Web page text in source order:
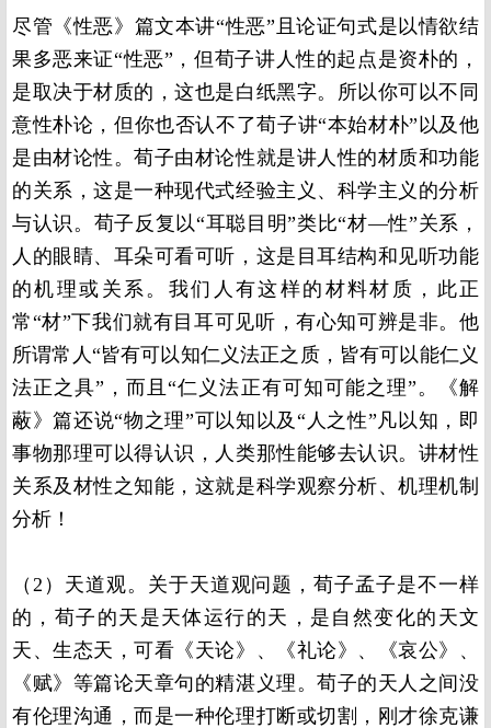
尽管《性恶》篇文本讲“性恶”且论证句式是以情欲结
果多恶来证“性恶”，但荀子讲人性的起点是资朴的，
是取决于材质的，这也是白纸黑字。所以你可以不同
意性朴论，但你也否认不了荀子讲“本始材朴”以及他
是由材论性。荀子由材论性就是讲人性的材质和功能
的关系，这是一种现代式经验主义、科学主义的分析
与认识。荀子反复以“耳聪目明”类比“材—性”关系，
人的眼睛、耳朵可看可听，这是目耳结构和见听功能
的机理或关系。我们人有这样的材料材质，此正
常“材”下我们就有目耳可见听，有心知可辨是非。他
所谓常人“皆有可以知仁义法正之质，皆有可以能仁义
法正之具”，而且“仁义法正有可知可能之理”。《解
蔽》篇还说“物之理”可以知以及“人之性”凡以知，即
事物那理可以得认识，人类那性能够去认识。讲材性
关系及材性之知能，这就是科学观察分析、机理机制
分析！
（2）天道观。关于天道观问题，荀子孟子是不一样
的，荀子的天是天体运行的天，是自然变化的天文
天、生态天，可看《天论》、《礼论》、《哀公》、
《赋》等篇论天章句的精湛义理。荀子的天人之间没
有伦理沟通，而是一种伦理打断或切割，刚才徐克谦